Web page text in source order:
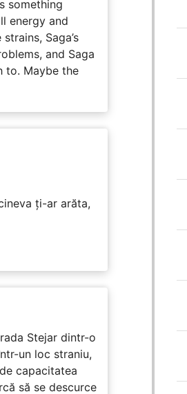
something
energy and
Saga’s
and Saga
to. Maybe the
ți-ar arăta,
Stejar dintr-o
un loc straniu,
capacitatea
să se descurce